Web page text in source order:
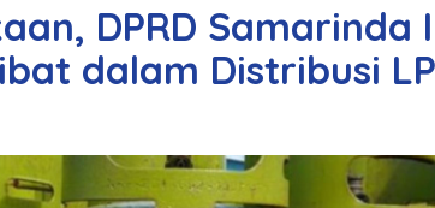
DPRD Samarinda
dalam Distribusi
Video